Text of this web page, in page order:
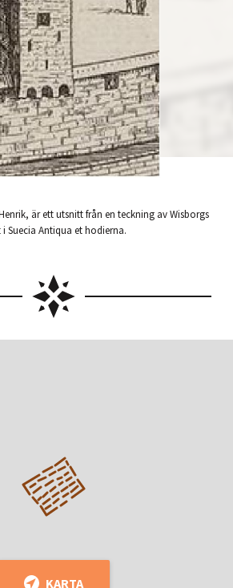
är ett utsnitt från en teckning av Wisborgs
Suecia Antiqua et hodierna.
KARTA